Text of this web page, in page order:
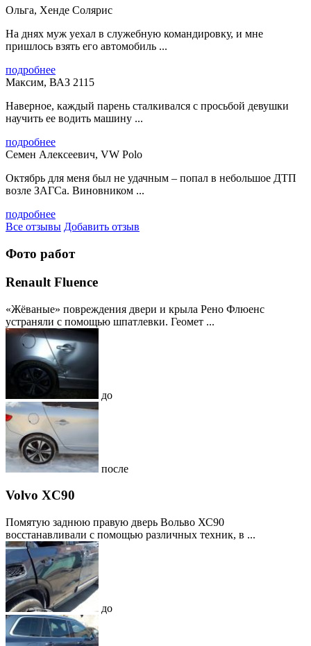
Ольга, Хенде Солярис
На днях муж уехал в служебную командировку, и мне
пришлось взять его автомобиль ...
подробнее
Максим, ВАЗ 2115
Наверное, каждый парень сталкивался с просьбой девушки
научить ее водить машину ...
подробнее
Семен Алексеевич, VW Polo
Октябрь для меня был не удачным – попал в небольшое ДТП
возле ЗАГСа. Виновником ...
подробнее
Все отзывы Добавить отзыв
Фото работ
Renault Fluence
«Жёваные» повреждения двери и крыла Рено Флюенс
устраняли с помощью шпатлевки. Геомет ...
до
после
Volvo XC90
Помятую заднюю правую дверь Вольво ХС90
восстанавливали с помощью различных техник, в ...
до